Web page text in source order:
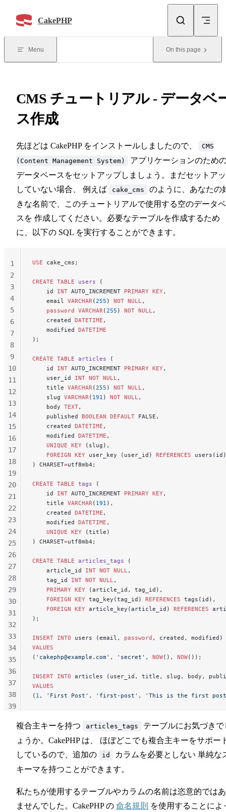
CakePHP
Menu On this page
CMS チュートリアル - データベ
ス作成
先ほどは CakePHP をインストールしましたので、
CMS
(Content Management System)
アプリケーションのため
データベースをセットアップしましょう。まだセットア
していない場合、 例えば
cake_cms
のように、あなたの
きな名前で、このチュートリアルで使用する空のデータ
スを 作成してください。必要なテーブルを作成するため
に、以下の SQL を実行することができます。
USE cake_cms;
CREATE TABLE users (
    id
INT AUTO_INCREMENT PRIMARY KEY,
    email
VARCHAR (255 ) NOT NULL ,
    password
VARCHAR (255 ) NOT NULL ,
    created
DATETIME ,
    modified
DATETIME
);
CREATE TABLE articles (
    id
INT AUTO_INCREMENT PRIMARY KEY,
    user_id
INT NOT NULL ,
    title
VARCHAR (255 ) NOT NULL ,
    slug
VARCHAR ( 191 ) NOT NULL ,
    body
TEXT,
    published
BOOLEAN DEFAULT FALSE,
    created
DATETIME ,
    modified
DATETIME ,
    UNIQUE
KEY (slug),
    FOREIGN KEY
user_key (user_id) REFERENCES users(id)
) CHARSET=utf8mb4;
CREATE TABLE tags (
    id
INT AUTO_INCREMENT PRIMARY KEY,
    title
VARCHAR ( 191 ),
    created
DATETIME ,
    modified
DATETIME ,
    UNIQUE
KEY (title)
) CHARSET=utf8mb4;
CREATE TABLE articles_tags (
    article_id
INT NOT NULL ,
    tag_id
INT NOT NULL ,
    PRIMARY KEY
(article_id, tag_id),
    FOREIGN KEY
tag_key(tag_id) REFERENCES tags(id),
    FOREIGN KEY
article_key(article_id) REFERENCES
);
INSERT INTO users (email, password , created, modified)
VALUES
( ' cakephp@example.com' , 'secret' , NOW(), NOW());
INSERT INTO articles (user_id, title, slug, body,
VALUES
( 1 , 'First Post' , 'first-post' , 'This is the first
1
2
3
4
5
6
7
8
9
10
11
12
13
14
15
16
17
18
19
20
21
22
23
24
25
26
27
28
29
30
31
32
33
34
35
36
37
38
39
複合主キーを持つ articles_tags
テーブルにお気づきで
ょうか。CakePHP は、 ほぼどこでも複合主キーをサポー
しているので、追加の
id
カラムを必要としない 単純な
キーマを持つことができます。
私たちが使用するテーブルやカラムの名前は恣意的では
ませんでした。CakePHP の 命名規則 を使用することによ